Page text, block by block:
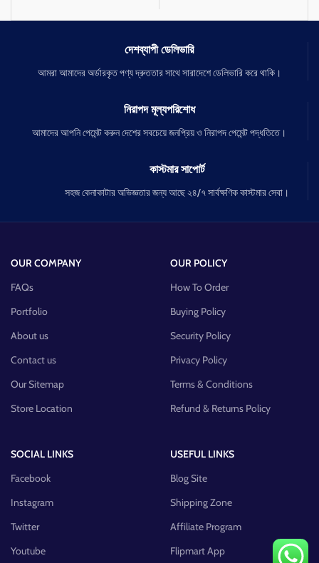
দেশব্যাপী ডেলিভারি
আমরা আমাদের অর্ডারকৃত পণ্য দ্রুততার সাথে সারাদেশে ডেলিভারি করে থাকি।
নিরাপদ মূল্যপরিশোধ
আমাদের আপনি পেমেন্ট করুন দেশের সবচেয়ে জনপ্রিয় ও নিরাপদ পেমেন্ট পদ্ধতিতে।
কাস্টমার সাপোর্ট
সহজ কেনাকাটার অভিজ্ঞতার জন্য আছে ২৪/৭ সার্বক্ষণিক কাস্টমার সেবা।
OUR COMPANY
FAQs
Portfolio
About us
Contact us
Our Sitemap
Store Location
OUR POLICY
How To Order
Buying Policy
Security Policy
Privacy Policy
Terms & Conditions
Refund & Returns Policy
SOCIAL LINKS
Facebook
Instagram
Twitter
Youtube
USEFUL LINKS
Blog Site
Shipping Zone
Affiliate Program
Flipmart App